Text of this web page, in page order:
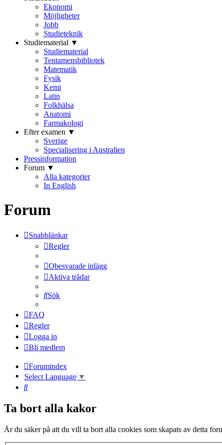
Ekonomi
Möjligheter
Jobb
Studieteknik
Studiematerial ▼
Studiematerial
Tentamensbibliotek
Matematik
Fysik
Kemi
Latin
Folkhälsa
Anatomi
Farmakologi
Efter examen ▼
Sverige
Specialisering i Australien
Pressinformation
Forum ▼
Alla kategorier
In English
Forum
Snabblänkar
Regler
Obesvarade inlägg
Aktiva trådar
Sök
FAQ
Regler
Logga in
Bli medlem
Forumindex
Select Language ▼
Sök
Ta bort alla kakor
Är du säker på att du vill ta bort alla cookies som skapats av detta